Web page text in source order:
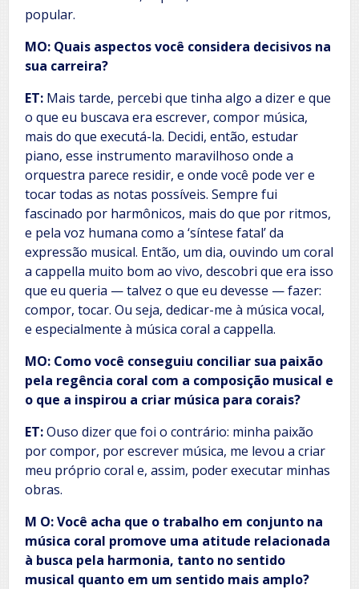
popular.
MO: Quais aspectos você considera decisivos na
sua carreira?
ET: Mais tarde, percebi que tinha algo a dizer e que
o que eu buscava era escrever, compor música,
mais do que executá-la. Decidi, então, estudar
piano, esse instrumento maravilhoso onde a
orquestra parece residir, e onde você pode ver e
tocar todas as notas possíveis. Sempre fui
fascinado por harmônicos, mais do que por ritmos,
e pela voz humana como a ‘síntese fatal’ da
expressão musical. Então, um dia, ouvindo um coral
a cappella muito bom ao vivo, descobri que era isso
que eu queria — talvez o que eu devesse — fazer:
compor, tocar. Ou seja, dedicar-me à música vocal,
e especialmente à música coral a cappella.
MO: Como você conseguiu conciliar sua paixão
pela regência coral com a composição musical e
o que a inspirou a criar música para corais?
ET:Ouso dizer que foi o contrário: minha paixão
por compor, por escrever música, me levou a criar
meu próprio coral e, assim, poder executar minhas
obras.
M O: Você acha que o trabalho em conjunto na
música coral promove uma atitude relacionada
à busca pela harmonia, tanto no sentido
musical quanto em um sentido mais amplo?